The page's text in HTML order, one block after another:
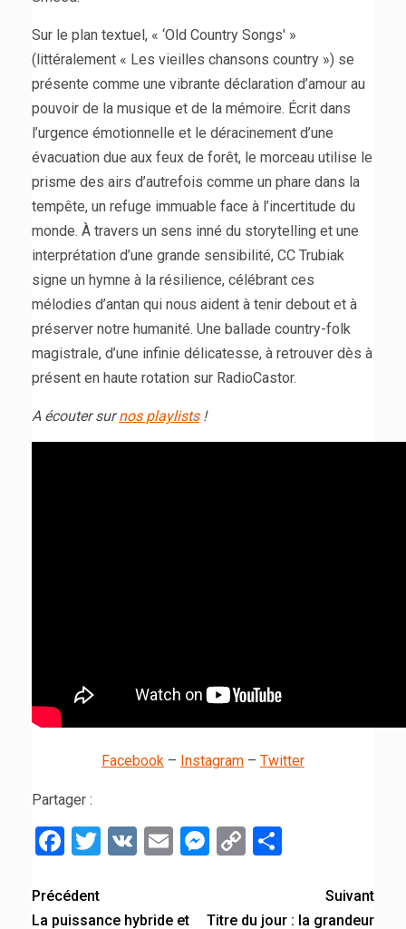
Sur le plan textuel, « ‘Old Country Songs' »
(littéralement « Les vieilles chansons country ») se
présente comme une vibrante déclaration d’amour au
pouvoir de la musique et de la mémoire. Écrit dans
l’urgence émotionnelle et le déracinement d’une
évacuation due aux feux de forêt, le morceau utilise le
prisme des airs d’autrefois comme un phare dans la
tempête, un refuge immuable face à l’incertitude du
monde. À travers un sens inné du storytelling et une
interprétation d’une grande sensibilité, CC Trubiak
signe un hymne à la résilience, célébrant ces
mélodies d’antan qui nous aident à tenir debout et à
préserver notre humanité. Une ballade country-folk
magistrale, d’une infinie délicatesse, à retrouver dès à
présent en haute rotation sur RadioCastor.
A écouter surnos playlists!
Facebook – Instagram – Twitter
Partager :
Facebook
Twitter
VK EmailMessenger
Copy
Précédent
La puissance hybride et
Suivant
Titre du jour : la grandeur